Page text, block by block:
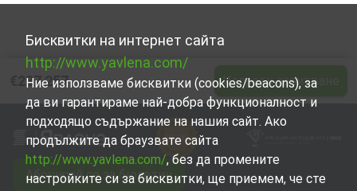
€237 257 Изпрати запитване
Бисквитки на интернет сайта
http://www.yavlena.com/
Ние използваме бисквитки (cookies/beacons), за
да ви гарантираме най-добра функционалност и
подходящо съдържание на нашия сайт. Ако
продължите да браузвате сайта
http://www.yavlena.com/, без да промените
настройките си за бисквитки, ще приемем, че сте
Абонирай се за бюлетин